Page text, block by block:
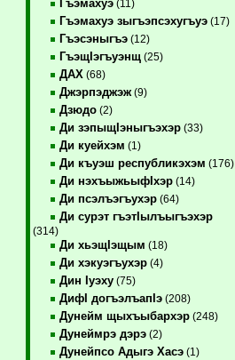
Гъэмахуэ(11)
Гъэмахуэ зыгъэпсэхугъуэ(17)
Гъэсэныгъэ(12)
ГъэщIэгъуэнщ(25)
ДАХ (68)
Джэрпэджэж(9)
Дзюдо(2)
Ди зэпыщIэныгъэхэр(33)
Ди куейхэм (1)
Ди къуэш республикэхэм (176)
Ди нэхъыжьыфIхэр(14)
Ди псэлъэгъухэр(64)
Ди сурэт гъэтIылъыгъэхэр
(314)
Ди хьэщIэщым (18)
Ди хэкуэгъухэр(4)
Дин Iуэху(75)
ДифI догъэлъапIэ(208)
Дунейм щыхъыбархэр(248)
Дунеймрэ дэрэ(2)
Дунейпсо Адыгэ Хасэ(1)